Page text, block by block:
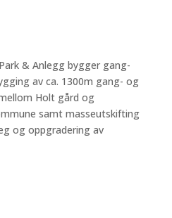
& Anlegg bygger gang-
av ca. 1300m gang- og
Holt gård og
samt masseutskifting
og oppgradering av